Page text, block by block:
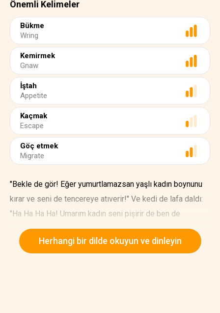
Önemli Kelimeler
Bükme
Wring
Kemirmek
Gnaw
İştah
Appetite
Kaçmak
Escape
Göç etmek
Migrate
"Bekle de gör! Eğer yumurtlamazsan yaşlı kadın boynunu
kırar ve seni de tencereye atıverir!" Ve kedi de lafa daldı:
"Ha Ha Ha Ha! Umarım kadın seni pişirir de ben de
kemiklerini kemiririm!" Zavallı çirkin ördek yavrusu o kadar
korktu ki iştahı kaçtı fakat yaşlı kadın onu beslemeye
Herhangi bir dilde okuyun ve dinleyin